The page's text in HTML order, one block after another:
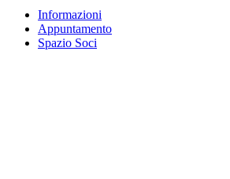
Informazioni
Appuntamento
Spazio Soci